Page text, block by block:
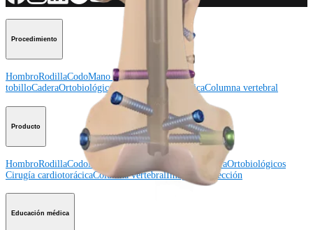
Procedimiento
HombroRodillaCodoMano y muñeca
Pie y
tobilloCaderaOrtobiológicos Cirugía cardiotorácicaColumna vertebral
Producto
HombroRodillaCodoMano y muñeca CaderaOrtobiológicos
Cirugía cardiotorácicaColumna vertebralImagen y resección
Educación médica